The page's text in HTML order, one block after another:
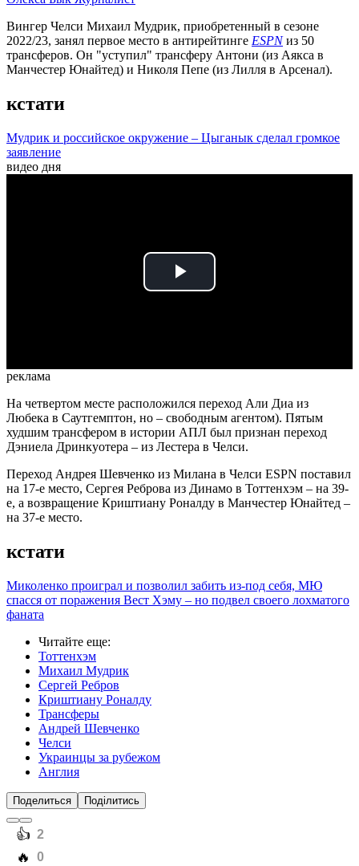
Вингер Челси Михаил Мудрик, приобретенный в сезоне
2022/23, занял первое место в антирейтинге ESPNиз 50
трансферов. Он "уступил" трансферу Антони (из Аякса в
Манчестер Юнайтед) и Николя Пепе (из Лилля в Арсенал).
кстати
Мудрик и российское окружение – Цыганык сделал громкое
заявление
видео дня
Play
реклама
На четвертом месте расположился переход Али Диа из
Любека в Саутгемптон, но – свободным агентом). Пятым
худшим трансфером в истории АПЛ был признан переход
Дэниела Дринкуотера – из Лестера в Челси.
Переход Андрея Шевченко из Милана в Челси ESPN поставил
на 17-е место, Сергея Реброва из Динамо в Тоттенхэм – на 39-
е, а возвращение Криштиану Роналду в Манчестер Юнайтед –
на 37-е место.
кстати
Миколенко проиграл и позволил забить из-под себя, МЮ
спасся от поражения Вест Хэму – но подвел своего лохматого
фаната
Читайте еще:
Тоттенхэм
Михаил Мудрик
Сергей Ребров
Криштиану Роналду
Трансферы
Андрей Шевченко
Челси
Украинцы за рубежом
Англия
Поделиться Поділитись
️👍 2
️🔥 0